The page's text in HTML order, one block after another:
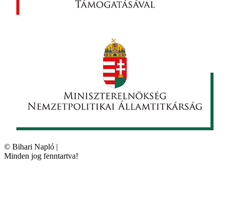
© Bihari Napló |
Minden jog fenntartva!